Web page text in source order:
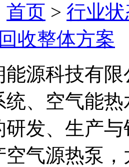
首页 > 行业
收整体方案
源科技有
统、空气能
研发、生产
空气源热泵